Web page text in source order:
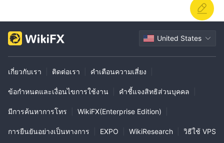
United States
เกี่ยวกับเรา ติดต่อเรา คำเตือนความเสี่ยง
ข้อกำหนดและเงื่อนไขการใช้งาน คำชี้แจงสิทธิส่วนบุคคล
มีการค้นหาการโทร WikiFX(Enterprise Edition)
การยืนยันอย่างเป็นทางการ EXPO WikiResearch วิธีใช้ VPS